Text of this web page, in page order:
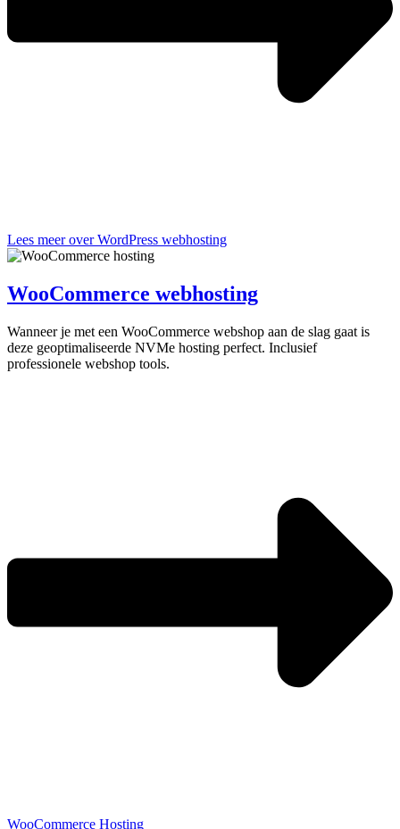
Lees meer over WordPress webhosting
WooCommerce webhosting
Wanneer je met een WooCommerce webshop aan de slag gaat is
deze geoptimaliseerde NVMe hosting perfect. Inclusief
professionele webshop tools.
WooCommerce Hosting